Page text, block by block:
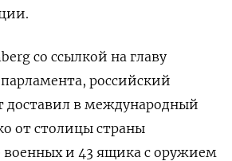
со ссылкой на главу
парламента, российский
доставил в международный
от столицы страны
военных и 43 ящика с оружием